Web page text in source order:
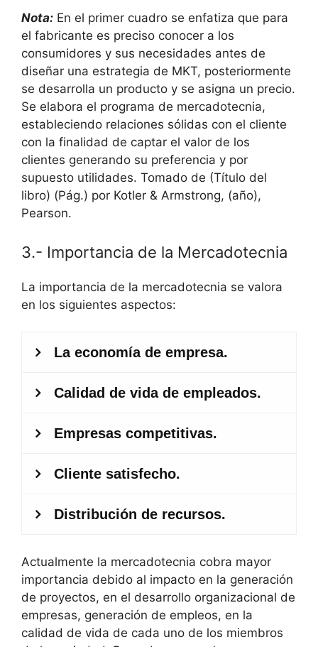
Nota: En el primer cuadro se enfatiza que para
el fabricante es preciso conocer a los
consumidores y sus necesidades antes de
diseñar una estrategia de MKT, posteriormente
se desarrolla un producto y se asigna un precio.
Se elabora el programa de mercadotecnia,
estableciendo relaciones sólidas con el cliente
con la finalidad de captar el valor de los
clientes generando su preferencia y por
supuesto utilidades. Tomado de (Título del
libro) (Pág.) por Kotler & Armstrong, (año),
Pearson.
3.- Importancia de la Mercadotecnia
La importancia de la mercadotecnia se valora
en los siguientes aspectos:
Actualmente la mercadotecnia cobra mayor
importancia debido al impacto en la generación
de proyectos, en el desarrollo organizacional de
empresas, generación de empleos, en la
calidad de vida de cada uno de los miembros